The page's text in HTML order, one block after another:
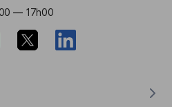
— 17h00